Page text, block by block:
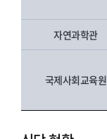
자연과학관
국제사회교육원